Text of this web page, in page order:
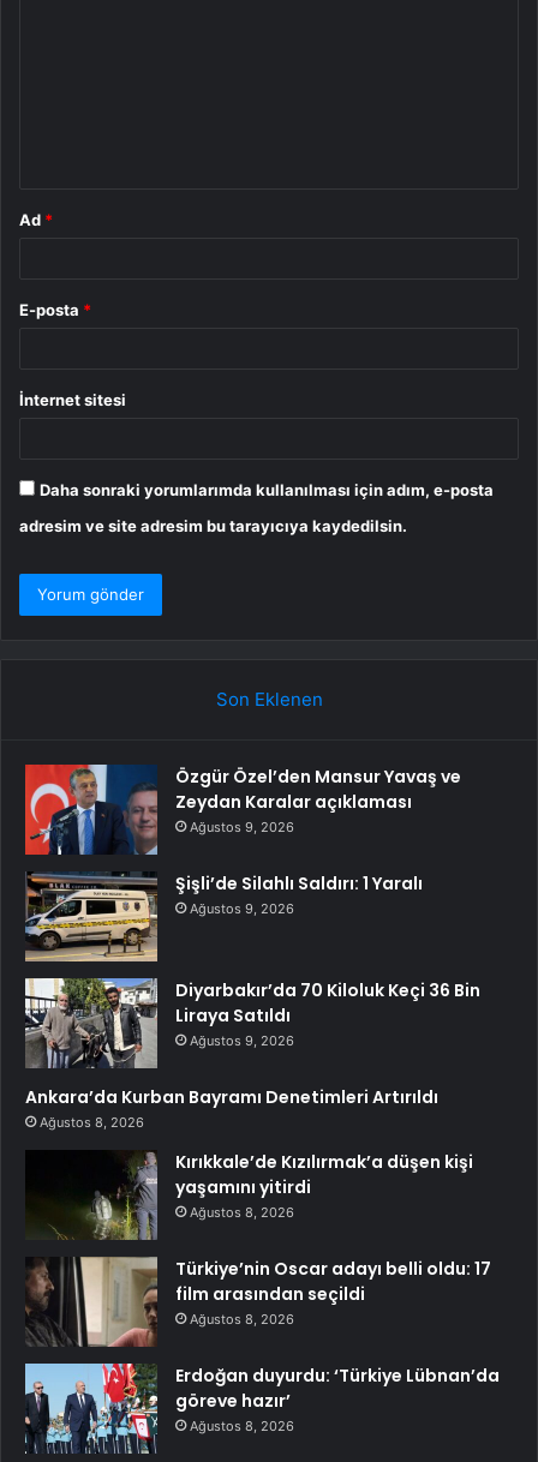
Ad *
E-posta *
İnternet sitesi
Daha sonraki yorumlarımda kullanılması için adım, e-posta
adresim ve site adresim bu tarayıcıya kaydedilsin.
Son Eklenen
Özgür Özel’den Mansur Yavaş ve
Zeydan Karalar açıklaması
Ağustos 9, 2026
Şişli’de Silahlı Saldırı: 1 Yaralı
Ağustos 9, 2026
Diyarbakır’da 70 Kiloluk Keçi 36 Bin
Liraya Satıldı
Ağustos 9, 2026
Ankara’da Kurban Bayramı Denetimleri Artırıldı
Ağustos 8, 2026
Kırıkkale’de Kızılırmak’a düşen kişi
yaşamını yitirdi
Ağustos 8, 2026
Türkiye’nin Oscar adayı belli oldu: 17
film arasından seçildi
Ağustos 8, 2026
Erdoğan duyurdu: ‘Türkiye Lübnan’da
göreve hazır’
Ağustos 8, 2026